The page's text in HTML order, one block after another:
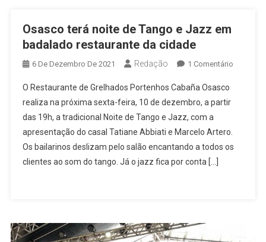
Osasco terá noite de Tango e Jazz em
badalado restaurante da cidade
6 De Dezembro De 2021 Redação 1 ComentárioEm
E
O Restaurante de Grelhados Portenhos Cabaña Osasco
realiza na próxima sexta-feira, 10 de dezembro, a partir
das 19h, a tradicional Noite de Tango e Jazz, com a
apresentação do casal Tatiane Abbiati e Marcelo Artero.
Os bailarinos deslizam pelo salão encantando a todos os
clientes ao som do tango. Já o jazz fica por conta […]